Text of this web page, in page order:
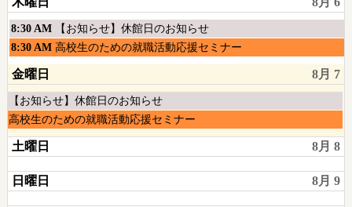
8
月
5th
2026
日,
8
月
5th
2026
木
曜
日,
8
月
6th
2026
8:30 AM
【お知らせ】休館日のお知らせ
木
曜
日,
8
月
6th
2026
8:30 AM 高校生のための就職活動応援セミナー
金曜日 8月 7
木
曜
日,
8
6th
【お知らせ】休館日のお知らせ
木
曜
日,
月
高校生のための就職活動応援セミナー
土曜日 8月 8
日曜日 8月 9